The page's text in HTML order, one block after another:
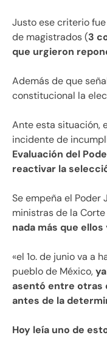
Justo ese criterio
de magistrados (3
que urgieron
Además de que
constitucional la
Ante esta situación,
incidente de
Evaluación del
reactivar la
Se empeña el Poder
ministras de la Corte
nada más que
«el 1o. de junio va a
pueblo de México,
asentó entre otras
antes de la
Hoy leía uno de